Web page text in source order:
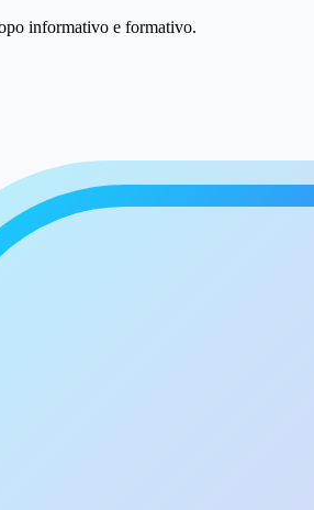
informativo e formativo.